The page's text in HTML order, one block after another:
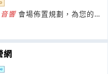
音響會場佈置規劃，為您的活
網